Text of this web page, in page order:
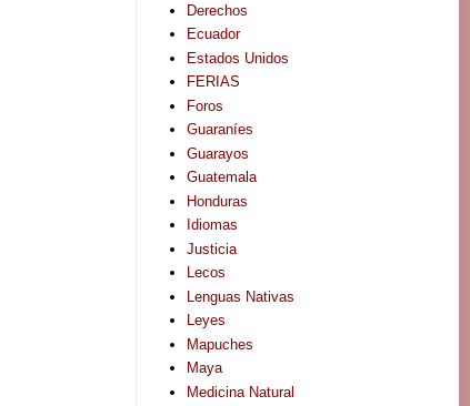
Derechos
Ecuador
Estados Unidos
FERIAS
Foros
Guaraníes
Guarayos
Guatemala
Honduras
Idiomas
Justicia
Lecos
Lenguas Nativas
Leyes
Mapuches
Maya
Medicina Natural